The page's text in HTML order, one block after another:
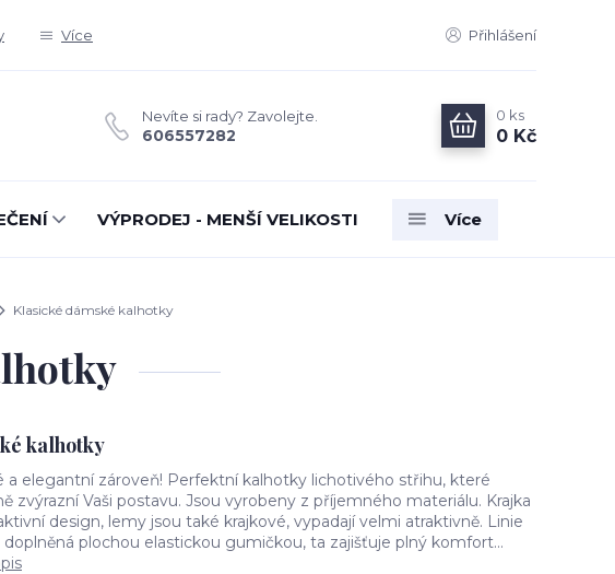
Více Přihlášení
Nevíte si rady? Zavolejte.
606557282
0 ks
0 Kč
VÝPRODEJ - MENŠÍ VELIKOSTI Více
Klasické dámské kalhotky
kalhotky
a elegantní zároveň! Perfektní kalhotky lichotivého střihu, které
zvýrazní Vaši postavu. Jsou vyrobeny z příjemného materiálu. Krajka
design, lemy jsou také krajkové, vypadají velmi atraktivně. Linie
doplněná plochou elastickou gumičkou, ta zajišťuje plný komfort...